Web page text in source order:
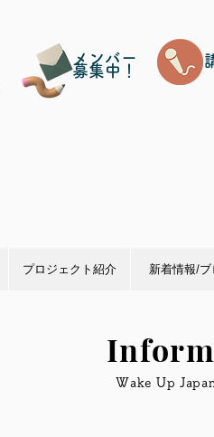
メンバー
募集中！
プロジェクト紹介 新着情報/ブ
​Wake Up